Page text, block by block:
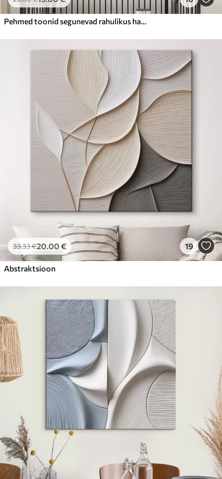
Pehmed toonid segunevad rahulikus harmoonias
33.33€20.00 € 19
Abstraktsioon